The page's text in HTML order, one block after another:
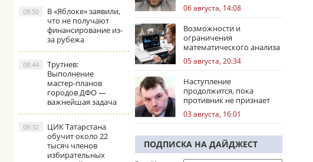
В «Яблоке» заявили,
что не получают
финансирование из-
за рубежа
08:50
Трутнев:
Выполнение
мастер-планов
городов ДФО —
важнейшая задача
08:44
ЦИК Татарстана
обучит около 22
тысяч членов
избирательных
08:32
06 августа, 14:08
Возможности и
ограничения
математического анализа
избирательных кампаний
05 августа, 20:34
Наступление
продолжится, пока
противник не признает
стратегическое
поражение
03 августа, 16:01
ПОДПИСКА НА ДАЙДЖЕСТ